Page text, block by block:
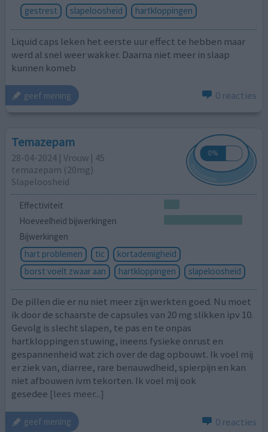
gestrest
slapeloosheid hartkloppingen
Liquid caps leken het eerste uur effect te hebben maar
werd al snel weer wakker. Daarna niet meer in slaap
kunnen komeb
geef mening 0 reacties
Temazepam
28-04-2024 | Vrouw | 45
temazepam (20mg)
Slapeloosheid
Effectiviteit
Hoeveelheid bijwerkingen
Bijwerkingen
hart problemen
tic
kortademigheid
borst voelt zwaar aan
hartkloppingen slapeloosheid
De pillen die er nu niet meer zijn werkten goed. Nu moet
ik door de schaarste de capsules van 20 mg slikken ipv 10.
Gevolg is slecht slapen, te pas en te onpas
hartkloppingen stuwing, ineens fysieke onrust en
gespannenheid wat zich over de dag opbouwt. Ik voel mij
er ziek van, diarree, rare benauwdheid, spierpijn en kan
niet afbouwen ivm tekorten. Ik voel mij ook
gesedee [lees meer...]
geef mening 0 reacties